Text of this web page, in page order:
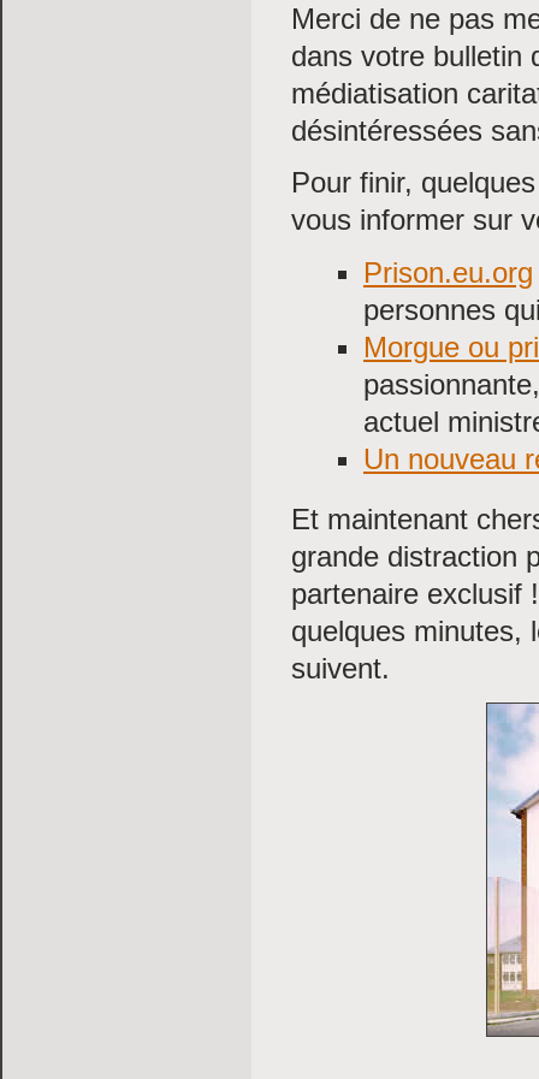
Merci de ne pas
dans votre bulletin
médiatisation
désintéressées
Pour finir,
vous informer sur
Prison.eu.org
personnes
Morgue ou
actuel
Un nouveau
Et maintenant
grande distraction
partenaire exclusif
quelques minutes,
suivent.